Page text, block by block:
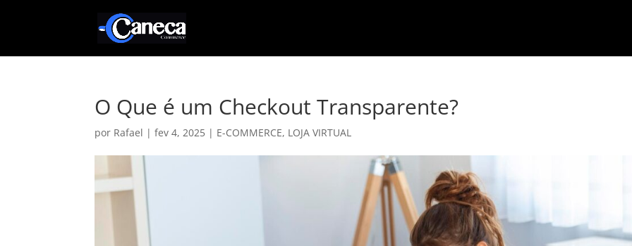
O Que é um Checkout Transparente?
por Rafael |fev 4, 2025 | E-COMMERCE, LOJA VIRTUAL